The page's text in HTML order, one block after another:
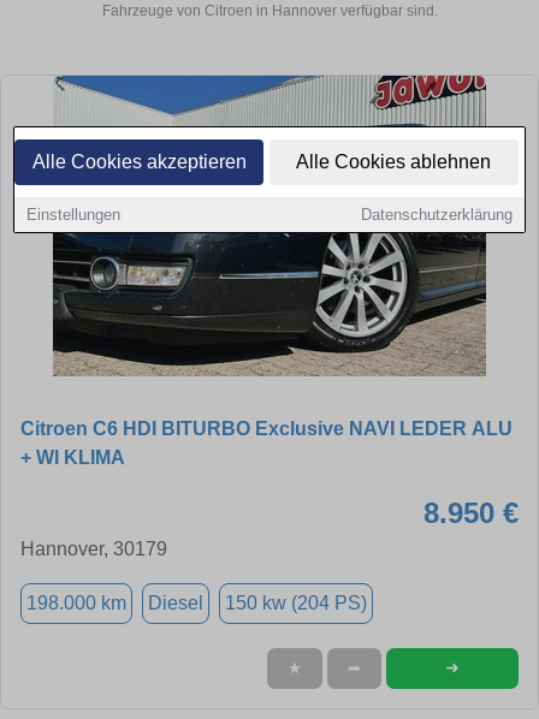
Alle Cookies akzeptieren Alle Cookies ablehnen
Einstellungen Datenschutzerklärung
Fahrzeuge von Citroen in Hannover verfügbar sind.
Citroen C6 HDI BITURBO Exclusive NAVI LEDER ALU
+ WI KLIMA
8.950 €
Hannover, 30179
198.000 km Diesel 150 kw (204 PS)
★ ➦ ➜